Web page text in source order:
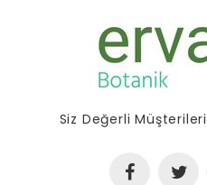
Siz Değerli